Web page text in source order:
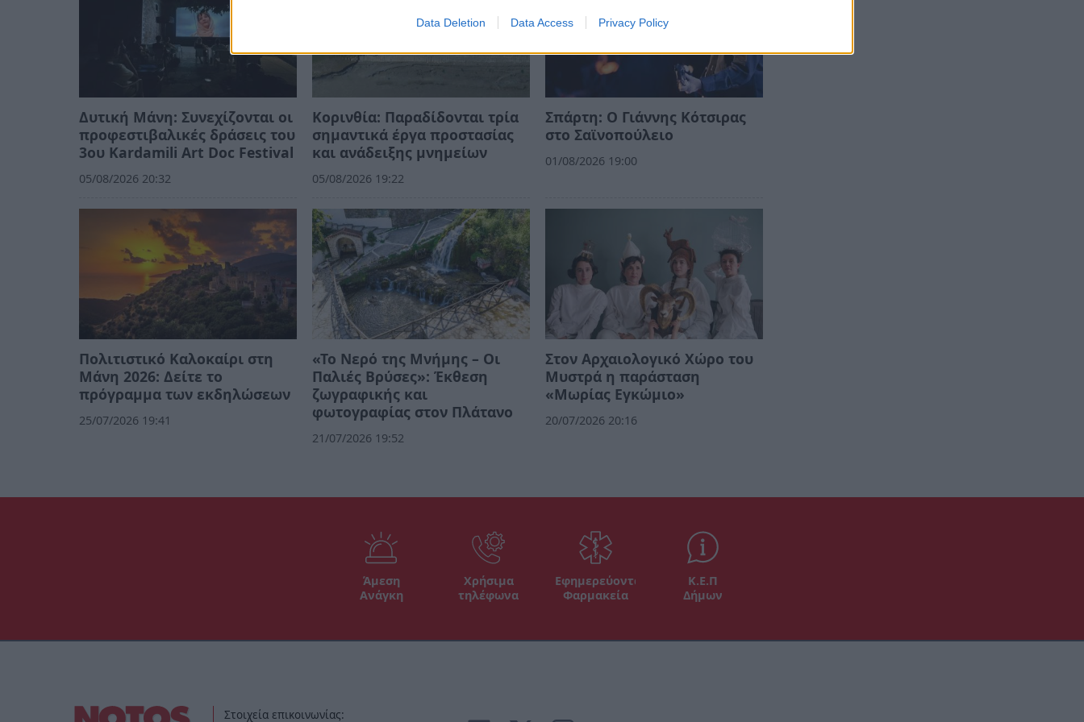
Data Deletion Data Access Privacy Policy
Δυτική Μάνη: Συνεχίζονται οι
προφεστιβαλικές δράσεις του
3ου Kardamili Art Doc Festival
05/08/2026 20:32
Κορινθία: Παραδίδονται τρία
σημαντικά έργα προστασίας
και ανάδειξης μνημείων
05/08/2026 19:22
Σπάρτη: Ο Γιάννης Κότσιρας
στο Σαϊνοπούλειο
01/08/2026 19:00
Πολιτιστικό Καλοκαίρι στη
Μάνη 2026: Δείτε το
πρόγραμμα των εκδηλώσεων
25/07/2026 19:41
«Το Νερό της Μνήμης – Οι
Παλιές Βρύσες»: Έκθεση
ζωγραφικής και
φωτογραφίας στον Πλάτανο
21/07/2026 19:52
Στον Αρχαιολογικό Χώρο του
Μυστρά η παράσταση
«Μωρίας Εγκώμιο»
20/07/2026 20:16
Άμεση
Ανάγκη
Χρήσιμα
τηλέφωνα
Εφημερεύοντα
Φαρμακεία
Κ.Ε.Π
Δήμων
Στοιχεία επικοινωνίας: